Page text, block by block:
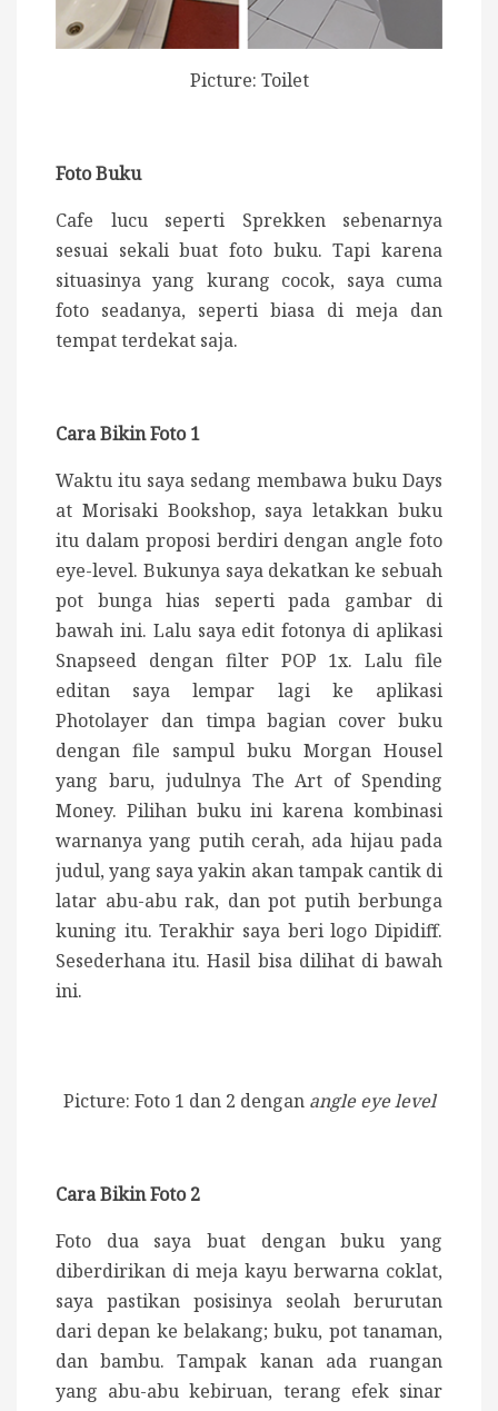
Picture: Toilet
Foto Buku
Cafe lucu seperti Sprekken sebenarnya
sesuai sekali buat foto buku. Tapi karena
situasinya yang kurang cocok, saya cuma
foto seadanya, seperti biasa di meja dan
tempat terdekat saja.
Cara Bikin Foto 1
Waktu itu saya sedang membawa buku Days
at Morisaki Bookshop, saya letakkan buku
itu dalam proposi berdiri dengan angle foto
eye-level. Bukunya saya dekatkan ke sebuah
pot bunga hias seperti pada gambar di
bawah ini. Lalu saya edit fotonya di aplikasi
Snapseed dengan filter POP 1x. Lalu file
editan saya lempar lagi ke aplikasi
Photolayer dan timpa bagian cover buku
dengan file sampul buku Morgan Housel
yang baru, judulnya The Art of Spending
Money. Pilihan buku ini karena kombinasi
warnanya yang putih cerah, ada hijau pada
judul, yang saya yakin akan tampak cantik di
latar abu-abu rak, dan pot putih berbunga
kuning itu. Terakhir saya beri logo Dipidiff.
Sesederhana itu. Hasil bisa dilihat di bawah
ini.
Picture: Foto 1 dan 2 dengan angle eye level
Cara Bikin Foto 2
Foto dua saya buat dengan buku yang
diberdirikan di meja kayu berwarna coklat,
saya pastikan posisinya seolah berurutan
dari depan ke belakang; buku, pot tanaman,
dan bambu. Tampak kanan ada ruangan
yang abu-abu kebiruan, terang efek sinar